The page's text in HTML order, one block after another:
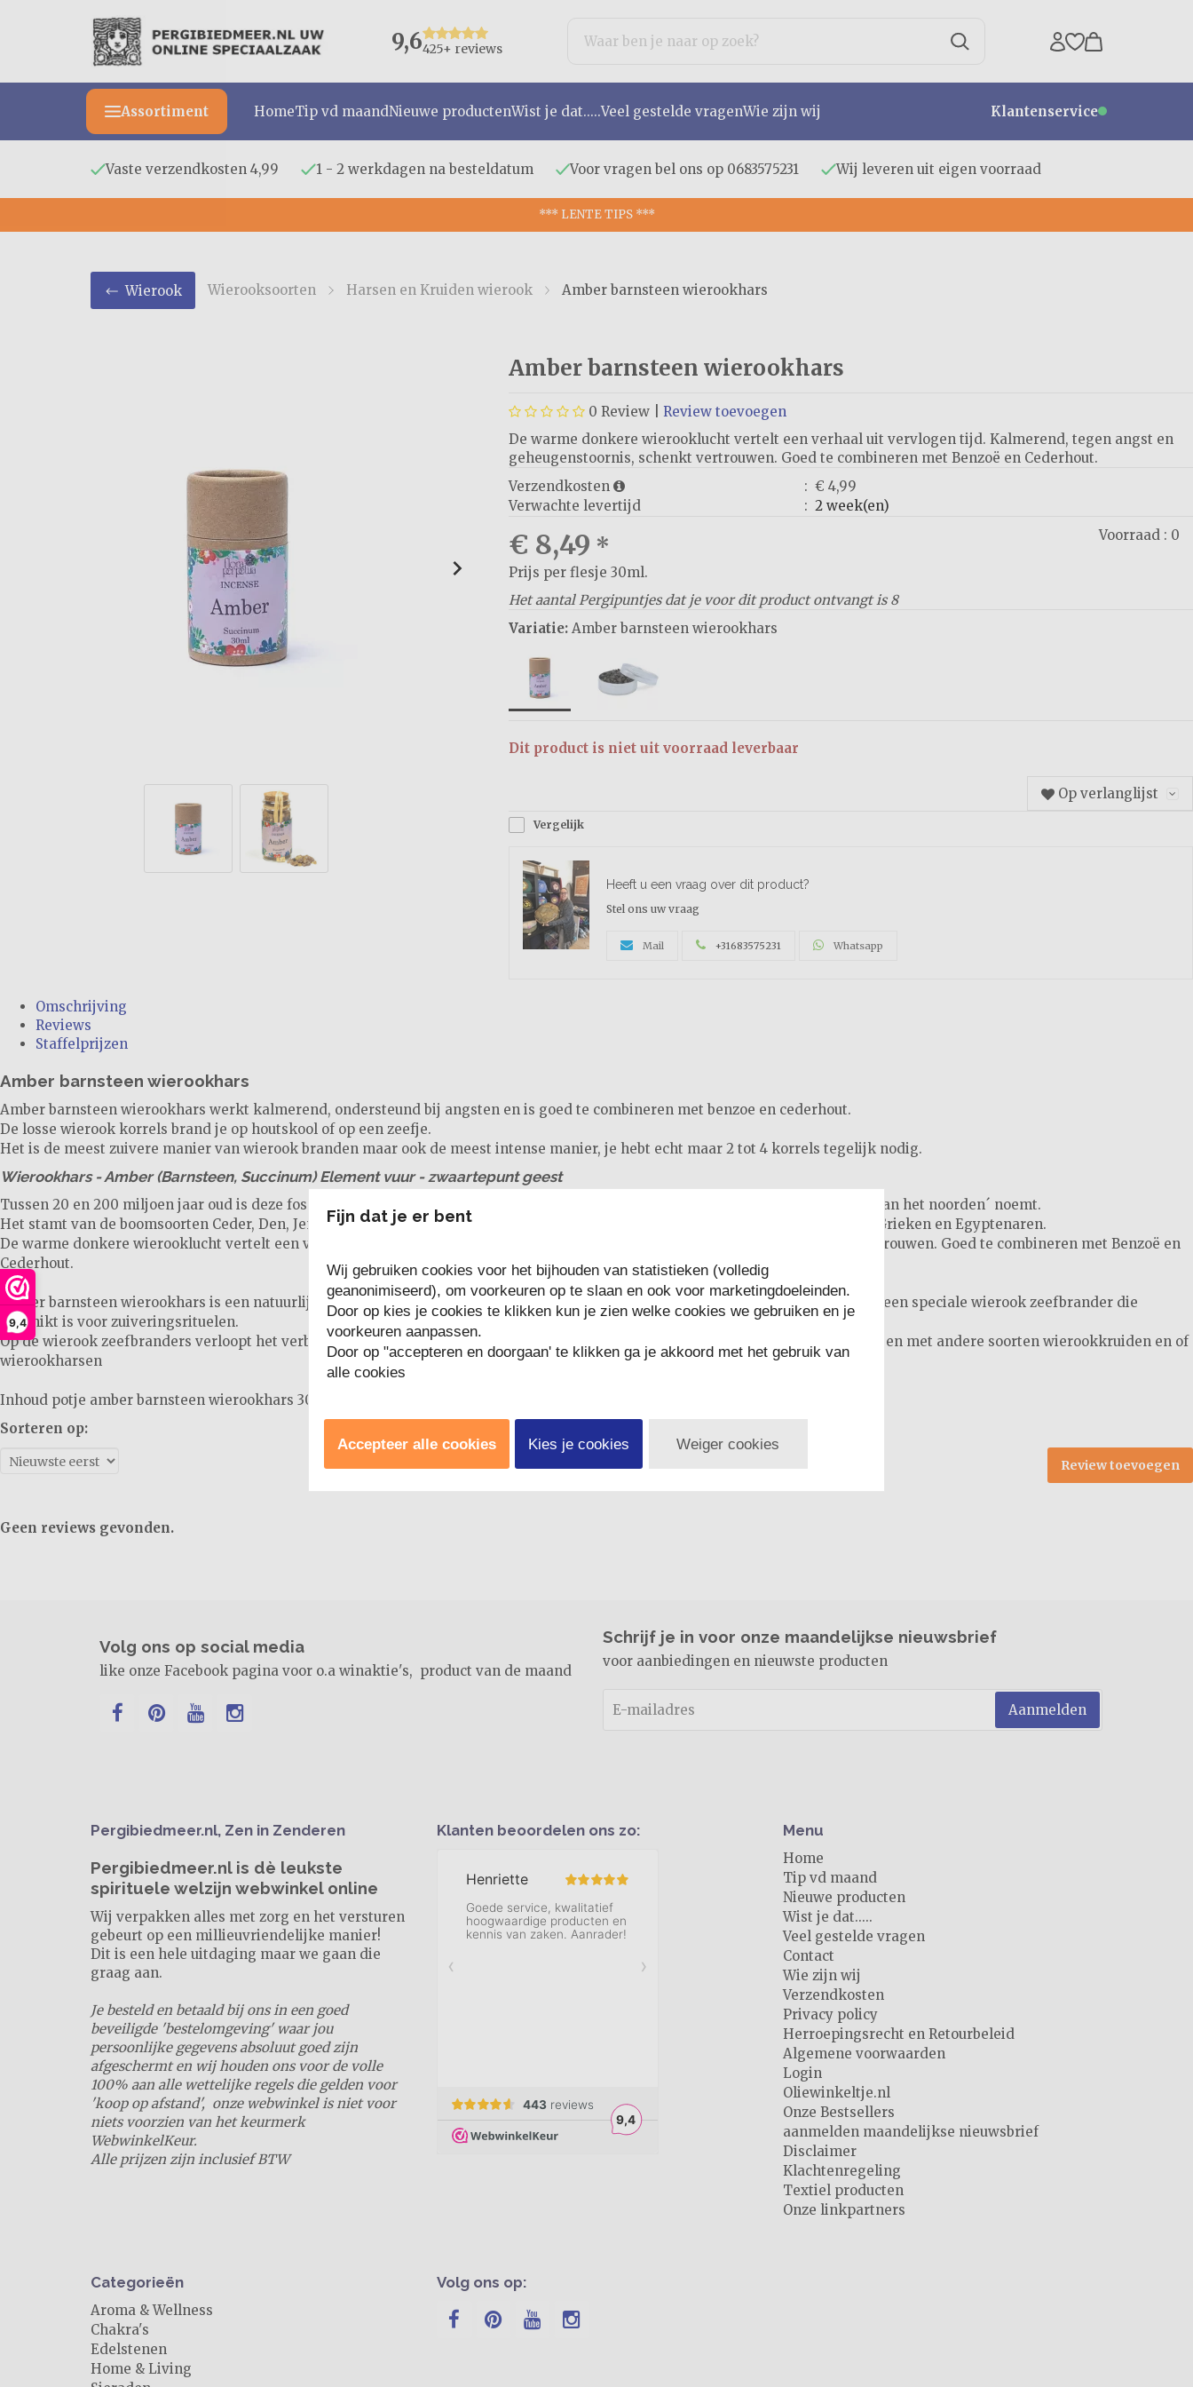
9,4
9,6425+ reviews
Assortiment HomeTip vd maandNieuwe productenWist je dat.....Veel gestelde vragenWie zijn wij Klantenservice
Vaste verzendkosten 4,99 1 - 2 werkdagen na besteldatum Voor vragen bel ons op 0683575231 Wij leveren uit eigen voorraad
*** LENTE TIPS ***
Wierook Wierooksoorten Harsen en Kruiden wierook Amber barnsteen wierookhars
Amber barnsteen wierookhars
0 Review | Review toevoegen
​​​​​​​De warme donkere wierooklucht vertelt een verhaal uit vervlogen tijd. Kalmerend, tegen angst en
geheugenstoornis, schenkt vertrouwen. Goed te combineren met Benzoë en Cederhout.
Verzendkosten
: € 4,99
Verwachte levertijd
: 2 week(en)
€ 8,49 *
Prijs per flesje 30ml.
Voorraad : 0
Het aantal Pergipuntjes dat je voor dit product ontvangt is 8
Variatie: Amber barnsteen wierookhars
Dit product is niet uit voorraad leverbaar
Op verlanglijst
Vergelijk
Heeft u een vraag over dit product?
Stel ons uw vraag
Mail +31683575231 Whatsapp
Omschrijving
Reviews
Staffelprijzen
Amber barnsteen wierookhars
Amber barnsteen wierookhars werkt kalmerend, ondersteund bij angsten en is goed te combineren met benzoe en cederhout.
De losse wierook korrels brand je op houtskool of op een zeefje.
Het is de meest zuivere manier van wierook branden maar ook de meest intense manier, je hebt echt maar 2 tot 4 korrels tegelijk nodig.
Wierookhars - Amber (Barnsteen, Succinum) Element vuur - zwaartepunt geest
Tussen 20 en 200 miljoen jaar oud is deze fossiele amber hars van naaldbomen die men op onze breedtegraad ook wel ´het goud van het noorden´ noemt.
Het stamt van de boomsoorten Ceder, Den, Jeneverbes, Cipres, enz. ´Vader der Geuren´ bij de Soefi´s genoemd, Zonnesteen bij de Grieken en Egyptenaren.
De warme donkere wierooklucht vertelt een verhaal uit vervlogen tijd. Kalmerend, tegen angst en geheugenstoornis, schenkt vertrouwen. Goed te combineren met Benzoë en
Cederhout.
Amber barnsteen wierookhars is een natuurlijk en zuiver wierook hars om te branden in een vuurvaste schaal op houtskool of met een speciale wierook zeefbrander die
geschikt is voor zuiveringsrituelen.
Op de wierook zeefbranders verloopt het verbrandingsproces wat langzamer als op houtskool. Je kunt de wierook makkelijk mengen met andere soorten wierookkruiden en of
wierookharsen
Inhoud potje amber barnsteen wierookhars 30ml
Sorteren op:
Review toevoegen
Geen reviews gevonden.
Volg ons op social media
like onze Facebook pagina voor o.a winaktie's, product van de maand
Schrijf je in voor onze maandelijkse nieuwsbrief
voor aanbiedingen en nieuwste producten
Aanmelden
Categorieën
Aroma & Wellness
Chakra's
Edelstenen
Home & Living
Menu
Home
Tip vd maand
Nieuwe producten
Wist je dat.....
Veel gestelde vragen
Contact
Wie zijn wij
Verzendkosten
Privacy policy
Herroepingsrecht en Retourbeleid
Algemene voorwaarden
Login
Oliewinkeltje.nl
Onze Bestsellers
aanmelden maandelijkse nieuwsbrief
Disclaimer
Klachtenregeling
Textiel producten
Onze linkpartners
Volg ons op:
Pergibiedmeer.nl, Zen in Zenderen
Pergibiedmeer.nl is dè leukste
spirituele welzijn webwinkel online
Wij verpakken alles met zorg en het versturen
gebeurt op een millieuvriendelijke manier!
Dit is een hele uitdaging maar we gaan die
graag aan.
Je besteld en betaald bij ons in een goed
beveiligde 'bestelomgeving' waar jou
persoonlijke gegevens absoluut goed zijn
afgeschermt en wij houden ons voor de volle
100% aan alle wettelijke regels die gelden voor
'koop op afstand', onze webwinkel is niet voor
niets voorzien van het keurmerk
WebwinkelKeur.
Alle prijzen zijn inclusief BTW
Klanten beoordelen ons zo:
Fijn dat je er bent
Wij gebruiken cookies voor het bijhouden van statistieken (volledig
geanonimiseerd), om voorkeuren op te slaan en ook voor marketingdoeleinden.
Door op kies je cookies te klikken kun je zien welke cookies we gebruiken en je
voorkeuren aanpassen.
Door op "accepteren en doorgaan' te klikken ga je akkoord met het gebruik van
alle cookies
Accepteer alle cookies Kies je cookies Weiger cookies